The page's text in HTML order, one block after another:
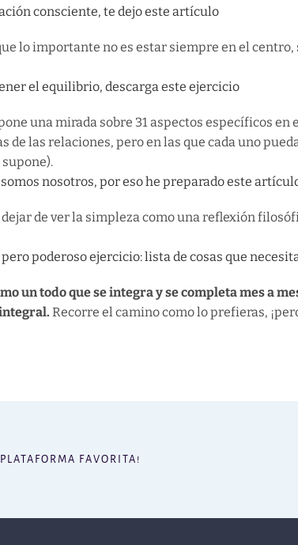
consciente, te dejo este artículo
lo importante no es estar siempre en el
el equilibrio, descarga este ejercicio
una mirada sobre 31 aspectos específicos en
las relaciones, pero en las que cada uno
nosotros, por eso he preparado este
dejar de ver la simpleza como una reflexión
poderoso ejercicio: lista de cosas que
un todo que se integra y se completa mes a
Recorre el camino como lo prefieras,
FAVORITA!